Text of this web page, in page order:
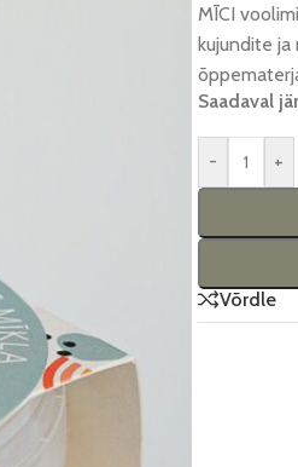
MĪCI
kujundite ja
Saadaval
- +
Võrdle